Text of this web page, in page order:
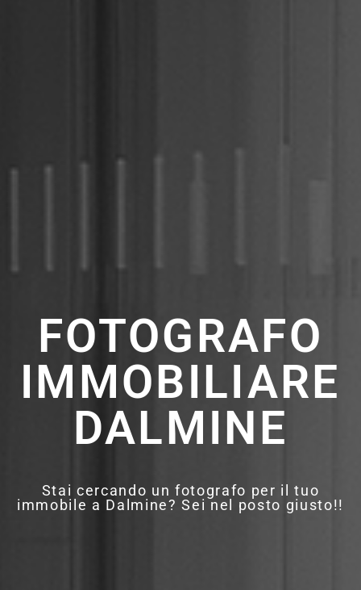
FOTOGRAFO
IMMOBILIARE
DALMINE
Stai cercando un fotografo per il tuo
immobile a Dalmine? Sei nel posto giusto!!